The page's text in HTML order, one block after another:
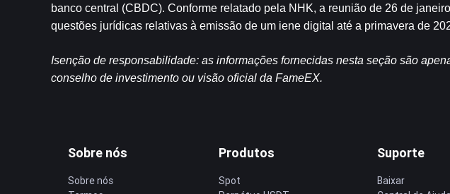
banco central (CBDC). Conforme relatado pela NHK, a reunião de 26 de
questões jurídicas relativas à emissão de um iene digital até a primavera de
Isenção de responsabilidade: as informações fornecidas nesta seção são
conselho de investimento ou visão oficial da FameEX.
Sobre nós
Sobre nós
Produtos
Spot
Suporte
Baixar